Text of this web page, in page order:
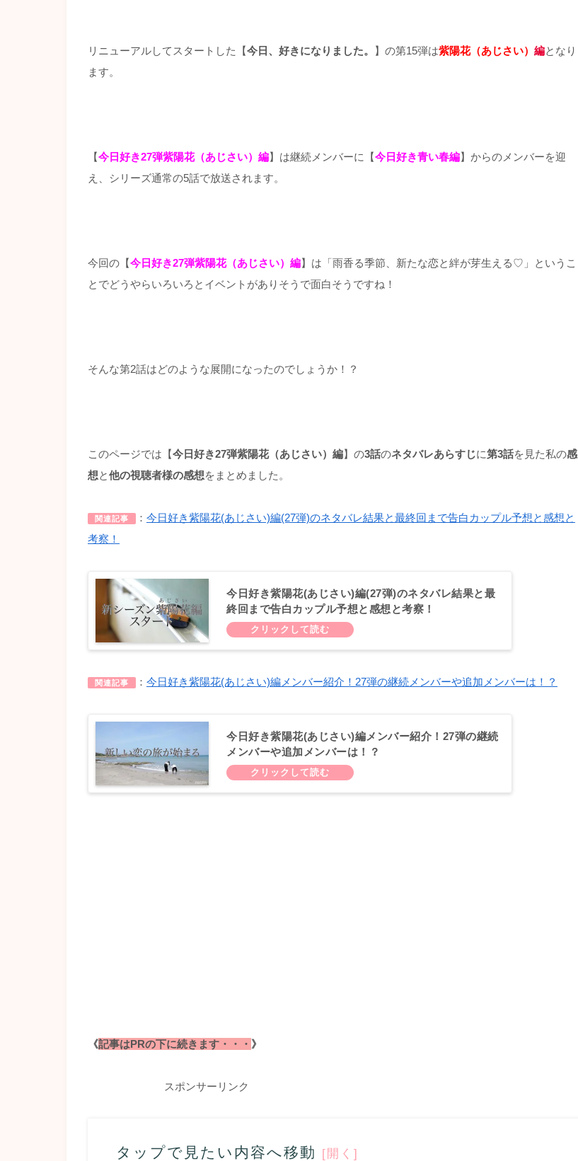
リニューアルしてスタートした【今日、好きになりました。 】の第15弾は紫陽花（あじさい） 編となり
ます。
【今日好き27弾紫陽花（あじさい）編】は継続メンバーに【今日好き青い春編】からのメンバーを迎
え、シリーズ通常の5話で放送されます。
今回の【今日好き27弾紫陽花（あじさい）編】は「雨香る季節、新たな恋と絆が芽生える♡」というこ
とでどうやらいろいろとイベントがありそうで面白そうですね！
そんな第2話はどのような展開になったのでしょうか！？
このページでは【今日好き27弾紫陽花（あじさい）編】の3話のネタバレあらすじに第3話を見た私の感
想と他の視聴者様の感想をまとめました。
関連記事 ： 今日好き紫陽花(あじさい)編(27弾)のネタバレ結果と最終回まで告白カップル予想と感想と
考察！
今日好き紫陽花(あじさい)編(27弾)のネタバレ結果と最
終回まで告白カップル予想と感想と考察！
関連記事 ： 今日好き紫陽花(あじさい)編メンバー紹介！27弾の継続メンバーや追加メンバーは！？
今日好き紫陽花(あじさい)編メンバー紹介！27弾の継続
メンバーや追加メンバーは！？
《記事はPRの下に続きます・・・ 》
スポンサーリンク
タップで見たい内容へ移動